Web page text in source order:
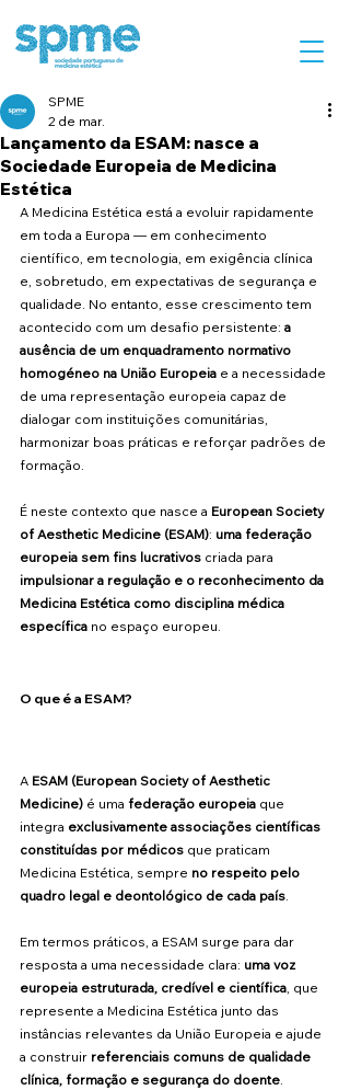
Lançamento da ESAM: nasce a
Sociedade Europeia de Medicina
Estética
SPME
2 de mar.
A Medicina Estética está a evoluir rapidamente
em toda a Europa — em conhecimento
científico, em tecnologia, em exigência clínica
e, sobretudo, em expectativas de segurança e
qualidade. No entanto, esse crescimento tem
acontecido com um desafio persistente: a
ausência de um enquadramento normativo
homogéneo na União Europeia e a necessidade
de uma representação europeia capaz de
dialogar com instituições comunitárias,
harmonizar boas práticas e reforçar padrões de
formação.
É neste contexto que nasce a European Society
of Aesthetic Medicine (ESAM): uma federação
europeia sem fins lucrativos criada para
impulsionar a regulação e o reconhecimento da
Medicina Estética como disciplina médica
específica no espaço europeu.
O que é a ESAM?
A ESAM (European Society of Aesthetic
Medicine) é uma federação europeia que
integra exclusivamente associações científicas
constituídas por médicos que praticam
Medicina Estética, sempre no respeito pelo
quadro legal e deontológico de cada país.
Em termos práticos, a ESAM surge para dar
resposta a uma necessidade clara: uma voz
europeia estruturada, credível e científica, que
represente a Medicina Estética junto das
instâncias relevantes da União Europeia e ajude
a construir referenciais comuns de qualidade
clínica, formação e segurança do doente.